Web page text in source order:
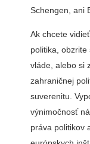
Schengen, ani
Ak chcete
politika,
vláde, alebo si
zahraničnej
suverenitu.
výnimočnosť
práva politikov